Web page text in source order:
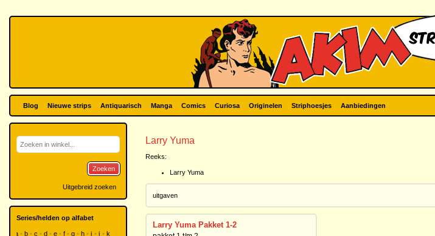
Blog Nieuwe strips Antiquarisch Manga Comics Curiosa Originelen Striphoesjes Aanbiedingen
Larry Yuma
Reeks:
Larry Yuma
uitgaven
Larry Yuma Pakket 1-2
Zoeken
Uitgebreid zoeken
Series/helden op alfabet
a b c d e f g h i j
k